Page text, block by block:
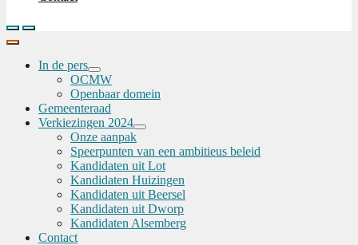
In de pers
Menu
Toggle
OCMW
Openbaar domein
Gemeenteraad
Verkiezingen 2024
Menu
Onze aanpak
Speerpunten van een ambitieus beleid
Kandidaten uit Lot
Kandidaten Huizingen
Kandidaten uit Beersel
Kandidaten uit Dworp
Kandidaten Alsemberg
Contact